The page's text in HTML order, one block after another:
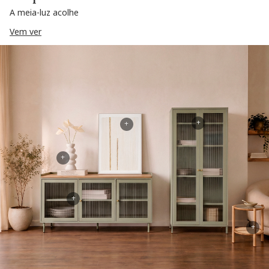
A meia-luz acolhe
Vem ver
+
+
+
+
+